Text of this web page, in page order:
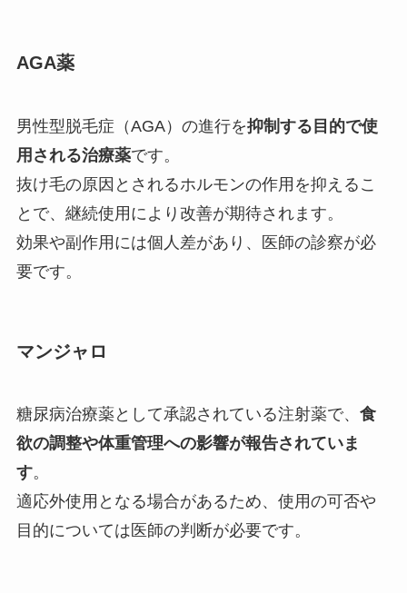
AGA薬
男性型脱毛症（AGA）の進行を抑制する目的で使
用される治療薬です。
抜け毛の原因とされるホルモンの作用を抑えるこ
とで、継続使用により改善が期待されます。
効果や副作用には個人差があり、医師の診察が必
要です。
マンジャロ
糖尿病治療薬として承認されている注射薬で、 食
欲の調整や体重管理への影響が報告されていま
す。
適応外使用となる場合があるため、使用の可否や
目的については医師の判断が必要です。